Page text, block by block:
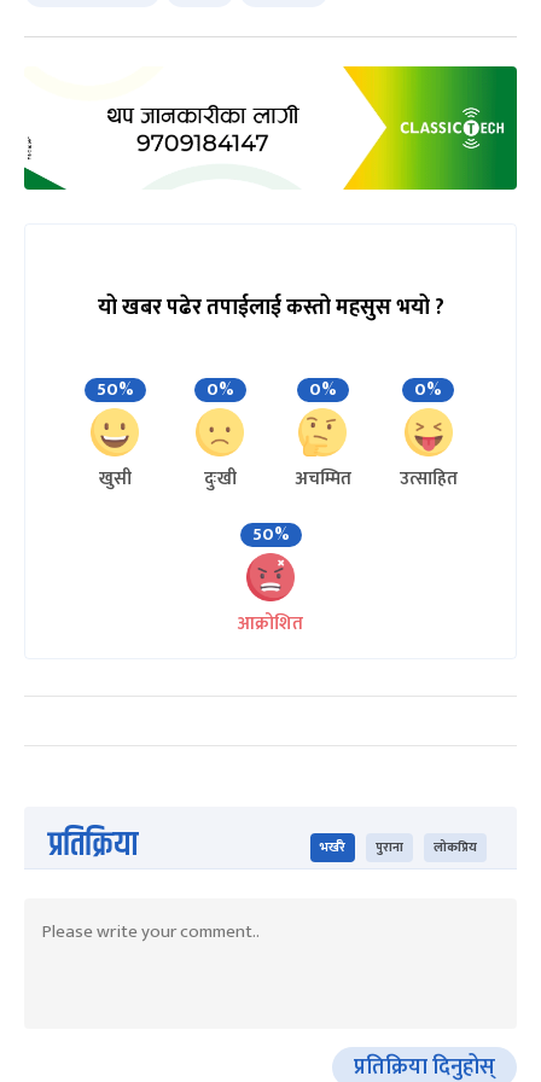
यो खबर पढेर तपाईलाई कस्तो महसुस भयो ?
50%
खुसी
0%
दुःखी
0%
अचम्मित
0%
उत्साहित
50%
आक्रोशित
प्रतिक्रिया भर्खरै पुराना लोकप्रिय
प्रतिक्रिया दिनुहोस्